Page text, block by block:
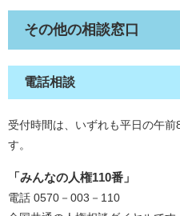
その他の相談窓口
電話相談
受付時間は、いずれも平日の午
す。
「みんなの人権110番」
電話 0570－003－110